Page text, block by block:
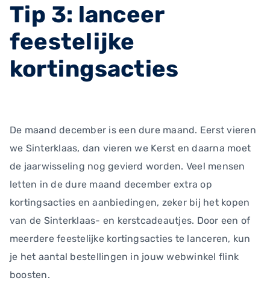
Tip 3: lanceer
feestelijke
kortingsacties
De maand december is een dure maand. Eerst vieren
we Sinterklaas, dan vieren we Kerst en daarna moet
de jaarwisseling nog gevierd worden. Veel mensen
letten in de dure maand december extra op
kortingsacties en aanbiedingen, zeker bij het kopen
van de Sinterklaas- en kerstcadeautjes. Door een of
meerdere feestelijke kortingsacties te lanceren, kun
je het aantal bestellingen in jouw webwinkel flink
boosten.